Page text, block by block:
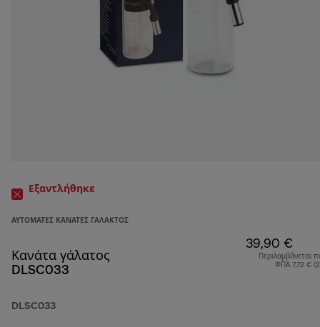
Εξαντλήθηκε
ΑΥΤΌΜΑΤΕΣ ΚΑΝΆΤΕΣ ΓΆΛΑΚΤΟΣ
Κανάτα γάλατος
DLSC033
DLSC033
39,90 €
Περιλαμβάνεται
ΦΠΑ 7,72 €